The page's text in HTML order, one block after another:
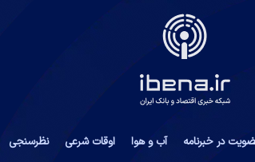
در خبرنامه آب و هوا اوقات شرعی نظرسنجی